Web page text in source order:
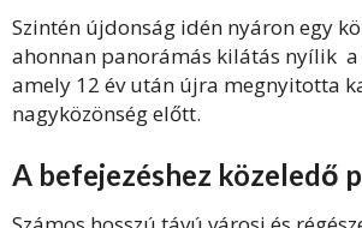
Szintén újdonság idén nyáron egy
ahonnan panorámás kilátás nyílik a
amely 12 év után újra megnyitotta
nagyközönség előtt.
A befejezéshez közeledő